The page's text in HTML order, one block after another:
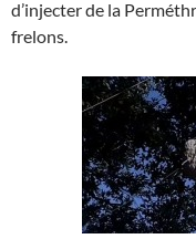
d’injecter de la
frelons.